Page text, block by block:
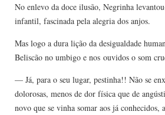
No enlevo da doce ilusão, Negrinha
infantil, fascinada pela alegria dos anjos.
Mas logo a dura lição da desigualdade
Beliscão no umbigo e nos ouvidos o som
— Já, para o seu lugar, pestinha!! Não se
dolorosas, menos de dor física que de
novo que se vinha somar aos já conhecidos,